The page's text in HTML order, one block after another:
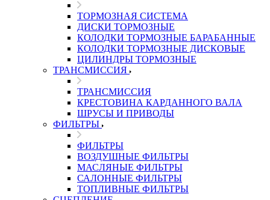
ТОРМОЗНАЯ СИСТЕМА
ДИСКИ ТОРМОЗНЫЕ
КОЛОДКИ ТОРМОЗНЫЕ БАРАБАННЫЕ
КОЛОДКИ ТОРМОЗНЫЕ ДИСКОВЫЕ
ЦИЛИНДРЫ ТОРМОЗНЫЕ
ТРАНСМИССИЯ
ТРАНСМИССИЯ
КРЕСТОВИНА КАРДАННОГО ВАЛА
ШРУСЫ И ПРИВОДЫ
ФИЛЬТРЫ
ФИЛЬТРЫ
ВОЗДУШНЫЕ ФИЛЬТРЫ
МАСЛЯНЫЕ ФИЛЬТРЫ
САЛОННЫЕ ФИЛЬТРЫ
ТОПЛИВНЫЕ ФИЛЬТРЫ